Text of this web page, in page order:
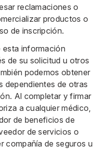
reclamaciones o
productos o
de inscripción.
esta información
de su solicitud u otros
podemos obtener
dependientes de otras
Al completar y firmar
a cualquier médico,
de beneficios de
de servicios o
compañía de seguros u